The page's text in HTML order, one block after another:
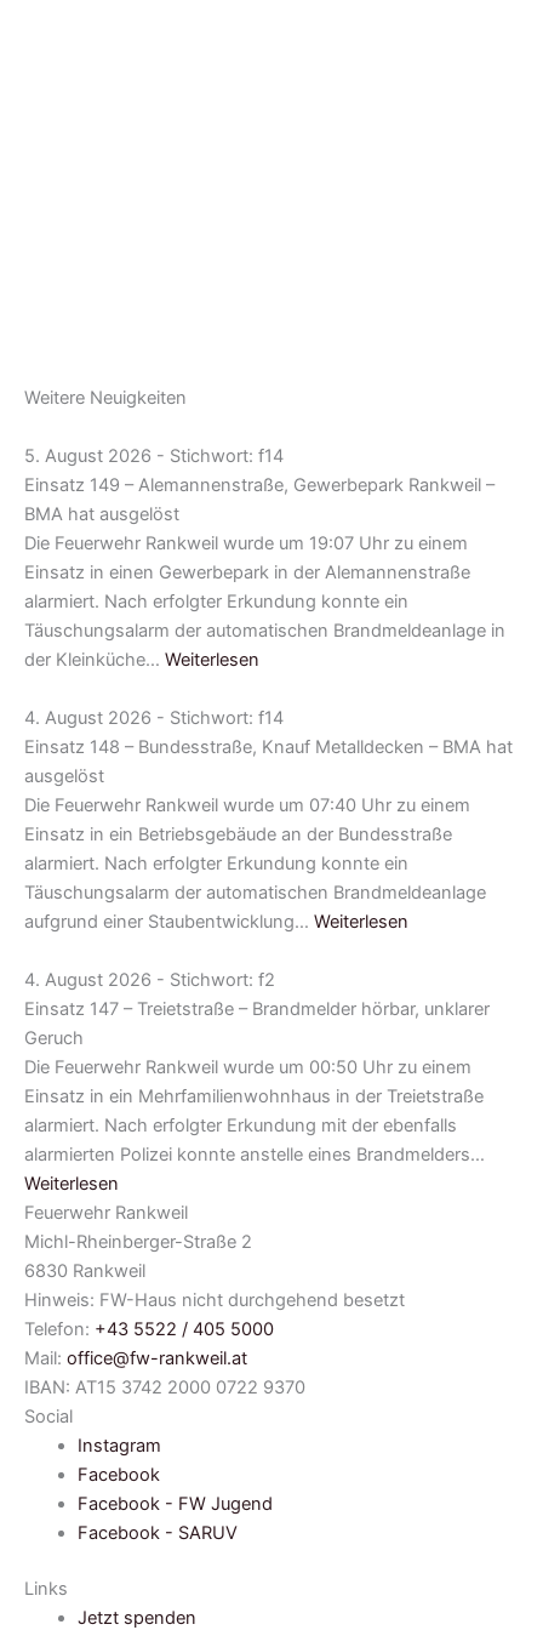
Weitere Neuigkeiten
5. August 2026 - Stichwort: f14
Einsatz 149 – Alemannenstraße, Gewerbepark Rankweil –
BMA hat ausgelöst
Die Feuerwehr Rankweil wurde um 19:07 Uhr zu einem
Einsatz in einen Gewerbepark in der Alemannenstraße
alarmiert. Nach erfolgter Erkundung konnte ein
Täuschungsalarm der automatischen Brandmeldeanlage in
der Kleinküche… Weiterlesen
4. August 2026 - Stichwort: f14
Einsatz 148 – Bundesstraße, Knauf Metalldecken – BMA hat
ausgelöst
Die Feuerwehr Rankweil wurde um 07:40 Uhr zu einem
Einsatz in ein Betriebsgebäude an der Bundesstraße
alarmiert. Nach erfolgter Erkundung konnte ein
Täuschungsalarm der automatischen Brandmeldeanlage
aufgrund einer Staubentwicklung… Weiterlesen
4. August 2026 - Stichwort: f2
Einsatz 147 – Treietstraße – Brandmelder hörbar, unklarer
Geruch
Die Feuerwehr Rankweil wurde um 00:50 Uhr zu einem
Einsatz in ein Mehrfamilienwohnhaus in der Treietstraße
alarmiert. Nach erfolgter Erkundung mit der ebenfalls
alarmierten Polizei konnte anstelle eines Brandmelders…
Weiterlesen
Feuerwehr Rankweil
Michl-Rheinberger-Straße 2
6830 Rankweil
Hinweis: FW-Haus nicht durchgehend besetzt
Telefon: +43 5522 / 405 5000
Mail: office@fw-rankweil.at
IBAN: AT15 3742 2000 0722 9370
Social
Instagram
Facebook
Facebook - FW Jugend
Facebook - SARUV
Links
Jetzt spenden